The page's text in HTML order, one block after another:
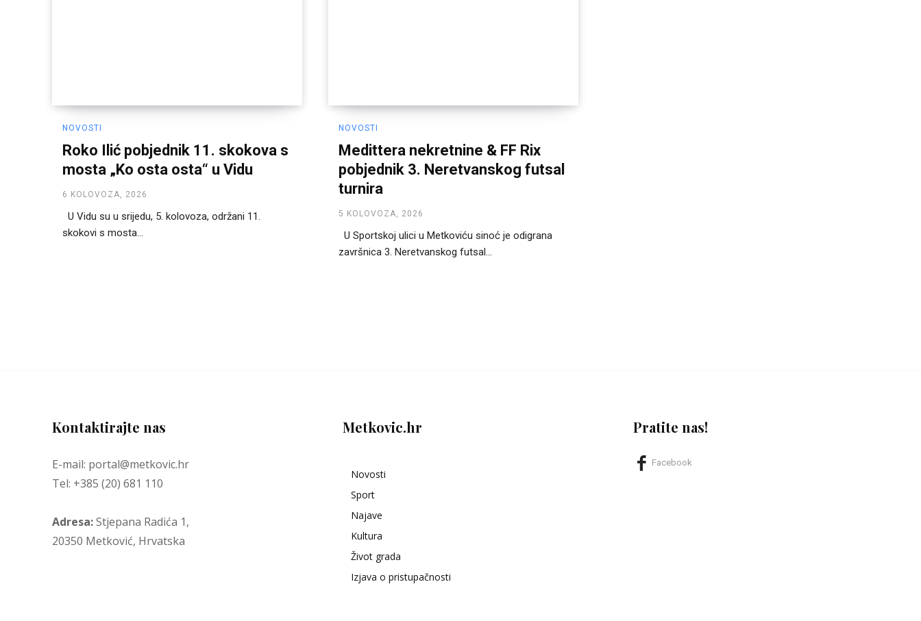
NOVOSTI
Roko Ilić pobjednik 11. skokova s
mosta „Ko osta osta“ u Vidu
6 KOLOVOZA, 2026
U Vidu su u srijedu, 5. kolovoza, održani 11.
skokovi s mosta...
NOVOSTI
Medittera nekretnine & FF Rix
pobjednik 3. Neretvanskog futsal
turnira
5 KOLOVOZA, 2026
U Sportskoj ulici u Metkoviću sinoć je odigrana
završnica 3. Neretvanskog futsal...
Kontaktirajte nas
E-mail: portal@metkovic.hr
Tel: +385 (20) 681 110
Adresa:Stjepana Radića 1,
20350 Metković, Hrvatska
Metkovic.hr
Novosti
Sport
Najave
Kultura
Život grada
Izjava o pristupačnosti
Pratite nas!
Facebook